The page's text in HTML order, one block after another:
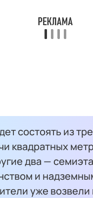
состоять из
квадратных
два —
и
уже